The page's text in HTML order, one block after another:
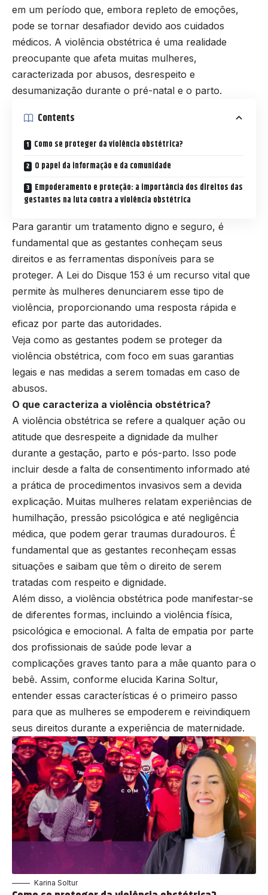
em um período que, embora repleto de emoções,
pode se tornar desafiador devido aos cuidados
médicos. A violência obstétrica é uma realidade
preocupante que afeta muitas mulheres,
caracterizada por abusos, desrespeito e
desumanização durante o pré-natal e o parto.
Contents
Como se proteger da violência obstétrica?
O papel da informação e da comunidade
Empoderamento e proteção: a importância dos direitos das
gestantes na luta contra a violência obstétrica
Para garantir um tratamento digno e seguro, é
fundamental que as gestantes conheçam seus
direitos e as ferramentas disponíveis para se
proteger. A Lei do Disque 153 é um recurso vital que
permite às mulheres denunciarem esse tipo de
violência, proporcionando uma resposta rápida e
eficaz por parte das autoridades.
Veja como as gestantes podem se proteger da
violência obstétrica, com foco em suas garantias
legais e nas medidas a serem tomadas em caso de
abusos.
O que caracteriza a violência obstétrica?
A violência obstétrica se refere a qualquer ação ou
atitude que desrespeite a dignidade da mulher
durante a gestação, parto e pós-parto. Isso pode
incluir desde a falta de consentimento informado até
a prática de procedimentos invasivos sem a devida
explicação. Muitas mulheres relatam experiências de
humilhação, pressão psicológica e até negligência
médica, que podem gerar traumas duradouros. É
fundamental que as gestantes reconheçam essas
situações e saibam que têm o direito de serem
tratadas com respeito e dignidade.
Além disso, a violência obstétrica pode manifestar-se
de diferentes formas, incluindo a violência física,
psicológica e emocional. A falta de empatia por parte
dos profissionais de saúde pode levar a
complicações graves tanto para a mãe quanto para o
bebê. Assim, conforme elucida Karina Soltur,
entender essas características é o primeiro passo
para que as mulheres se empoderem e reivindiquem
seus direitos durante a experiência de maternidade.
Karina Soltur